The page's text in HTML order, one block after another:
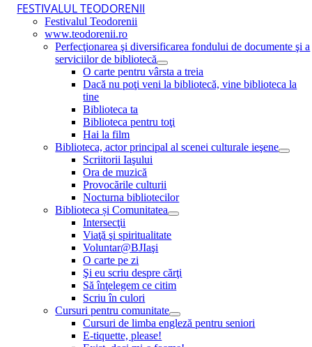
FESTIVALUL TEODORENII
Festivalul Teodorenii
www.teodorenii.ro
Perfecţionarea şi diversificarea fondului de documente şi a
serviciilor de bibliotecă
O carte pentru vârsta a treia
Dacă nu poţi veni la bibliotecă, vine biblioteca la
tine
Biblioteca ta
Biblioteca pentru toţi
Hai la film
Biblioteca, actor principal al scenei culturale ieşene
Scriitorii Iaşului
Ora de muzică
Provocările culturii
Nocturna bibliotecilor
Biblioteca și Comunitatea
Intersecţii
Viaţă şi spiritualitate
Voluntar@BJIaşi
O carte pe zi
Şi eu scriu despre cărţi
Să înţelegem ce citim
Scriu în culori
Cursuri pentru comunitate
Cursuri de limba engleză pentru seniori
E-tiquette, please!